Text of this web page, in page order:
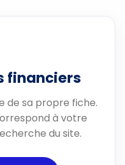
financiers
de sa propre fiche.
à votre
du site.